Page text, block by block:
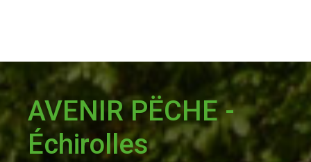
AVENIR PËCHE -
Échirolles